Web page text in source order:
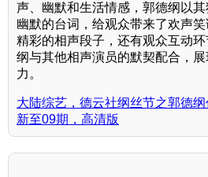
声、幽默和生活情感，郭德纲以
幽默的台词，给观众带来了欢声
精彩的相声段子，还有观众互动
纲与其他相声演员的默契配合，
力。
大陆综艺，德云社纲丝节之郭德
新至09期，高清版